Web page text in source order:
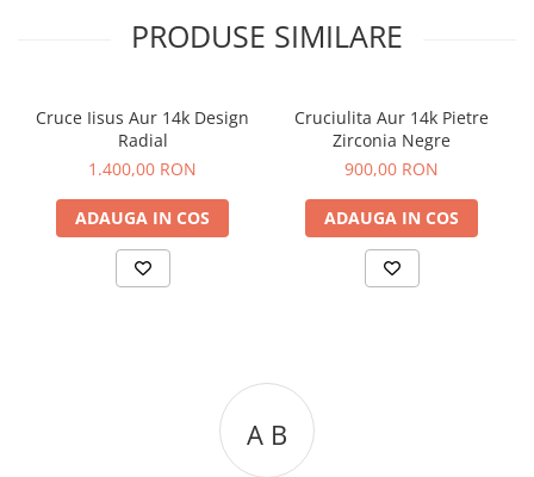
PRODUSE SIMILARE
Cruce Iisus Aur 14k Design
Radial
1.400,00 RON
ADAUGA IN COS
Cruciulita Aur 14k Pietre
Zirconia Negre
900,00 RON
ADAUGA IN COS